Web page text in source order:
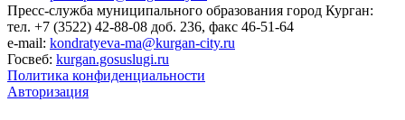
Пресс-служба муниципального образования город Курган:
тел. +7 (3522) 42-88-08 доб. 236, факс 46-51-64
e-mail: kondratyeva-ma@kurgan-city.ru
Госвеб: kurgan.gosuslugi.ru
Политика конфиденциальности
Авторизация